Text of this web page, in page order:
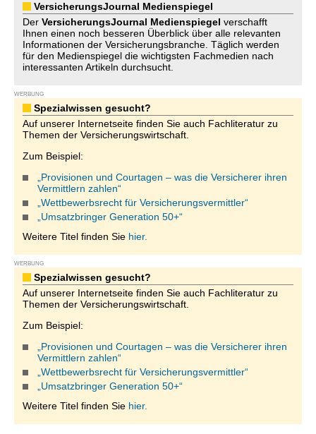
VersicherungsJournal Medienspiegel
Der VersicherungsJournal Medienspiegel verschafft
Ihnen einen noch besseren Überblick über alle relevanten
Informationen der Versicherungsbranche. Täglich werden
für den Medienspiegel die wichtigsten Fachmedien nach
interessanten Artikeln durchsucht.
WERBUNG
Spezialwissen gesucht?
Auf unserer Internetseite finden Sie auch Fachliteratur zu
Themen der Versicherungswirtschaft.
Zum Beispiel:
„Provisionen und Courtagen – was die Versicherer ihren
Vermittlern zahlen“
„Wettbewerbsrecht für Versicherungsvermittler“
„Umsatzbringer Generation 50+“
Weitere Titel finden Sie hier.
WERBUNG
Spezialwissen gesucht?
Auf unserer Internetseite finden Sie auch Fachliteratur zu
Themen der Versicherungswirtschaft.
Zum Beispiel:
„Provisionen und Courtagen – was die Versicherer ihren
Vermittlern zahlen“
„Wettbewerbsrecht für Versicherungsvermittler“
„Umsatzbringer Generation 50+“
Weitere Titel finden Sie hier.